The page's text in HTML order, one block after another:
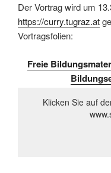
Der Vortrag wird um
https://curry.tugraz.at
Vortragsfolien:
Freie
Klicken Sie auf